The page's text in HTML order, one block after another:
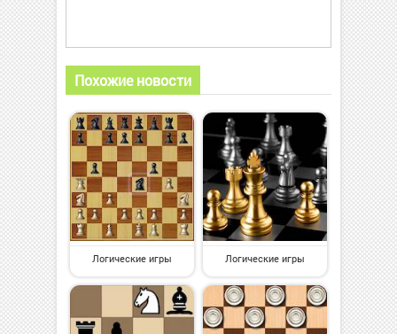
Похожие новости
Логические игры Логические игры